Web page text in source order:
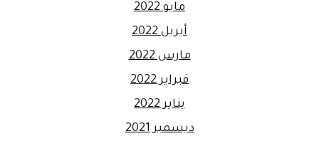
مايو 2022
أبريل 2022
مارس 2022
فبراير 2022
يناير 2022
ديسمبر 2021